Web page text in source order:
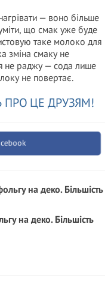
— воно більше
що смак уже буде
таке молоко для
зміна смаку не
не раджу — сода лише
не повертає.
ПРО ЦЕ ДРУЗЯМ!
на деко. Більшість